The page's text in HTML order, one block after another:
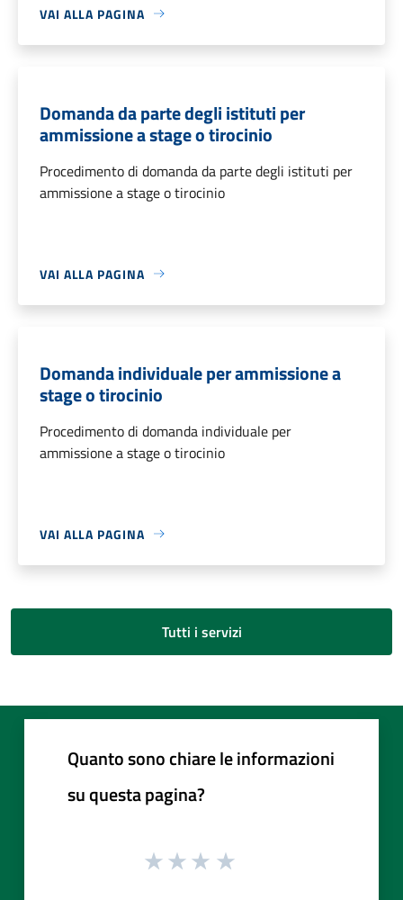
VAI ALLA PAGINA
Domanda da parte degli istituti per
ammissione a stage o tirocinio
Procedimento di domanda da parte degli istituti per
ammissione a stage o tirocinio
VAI ALLA PAGINA
Domanda individuale per ammissione a
stage o tirocinio
Procedimento di domanda individuale per
ammissione a stage o tirocinio
VAI ALLA PAGINA
Tutti i servizi
Quanto sono chiare le informazioni
su questa pagina?